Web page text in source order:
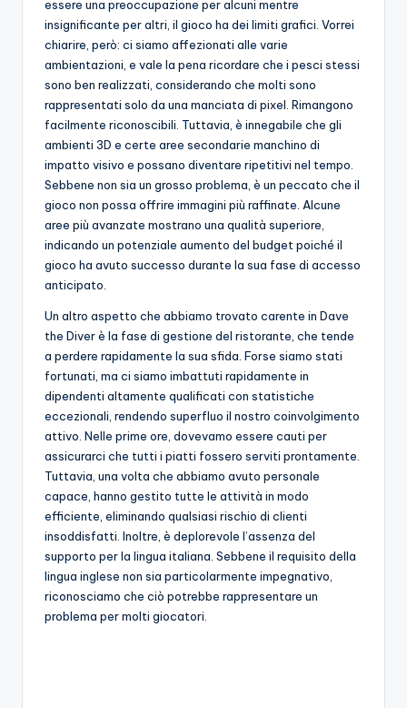
essere una preoccupazione per alcuni mentre
insignificante per altri, il gioco ha dei limiti grafici. Vorrei
chiarire, però: ci siamo affezionati alle varie
ambientazioni, e vale la pena ricordare che i pesci stessi
sono ben realizzati, considerando che molti sono
rappresentati solo da una manciata di pixel. Rimangono
facilmente riconoscibili. Tuttavia, è innegabile che gli
ambienti 3D e certe aree secondarie manchino di
impatto visivo e possano diventare ripetitivi nel tempo.
Sebbene non sia un grosso problema, è un peccato che il
gioco non possa offrire immagini più raffinate. Alcune
aree più avanzate mostrano una qualità superiore,
indicando un potenziale aumento del budget poiché il
gioco ha avuto successo durante la sua fase di accesso
anticipato.
Un altro aspetto che abbiamo trovato carente in Dave
the Diver è la fase di gestione del ristorante, che tende
a perdere rapidamente la sua sfida. Forse siamo stati
fortunati, ma ci siamo imbattuti rapidamente in
dipendenti altamente qualificati con statistiche
eccezionali, rendendo superfluo il nostro coinvolgimento
attivo. Nelle prime ore, dovevamo essere cauti per
assicurarci che tutti i piatti fossero serviti prontamente.
Tuttavia, una volta che abbiamo avuto personale
capace, hanno gestito tutte le attività in modo
efficiente, eliminando qualsiasi rischio di clienti
insoddisfatti. Inoltre, è deplorevole l’assenza del
supporto per la lingua italiana. Sebbene il requisito della
lingua inglese non sia particolarmente impegnativo,
riconosciamo che ciò potrebbe rappresentare un
problema per molti giocatori.